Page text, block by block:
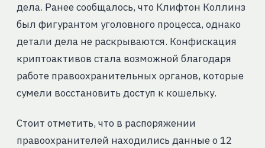
дела. Ранее сообщалось, что Клифтон Коллинз
был фигурантом уголовного процесса, однако
детали дела не раскрываются. Конфискация
криптоактивов стала возможной благодаря
работе правоохранительных органов, которые
сумели восстановить доступ к кошельку.
Стоит отметить, что в распоряжении
правоохранителей находились данные о 12